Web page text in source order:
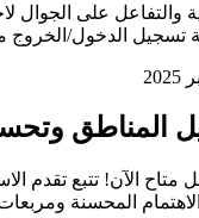
والتفاعل على الجوال
تسجيل الدخول/الخروج
المناطق
متاح الآن! تتبع
المحسنة ومربعات